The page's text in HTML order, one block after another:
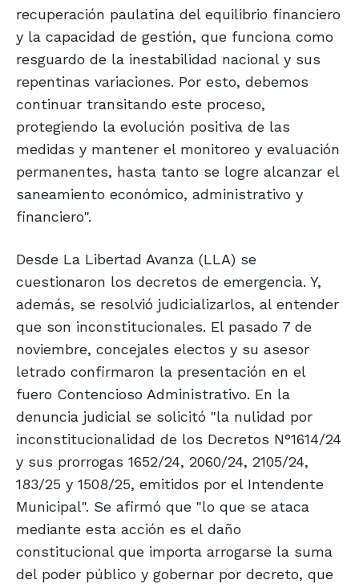
recuperación paulatina del equilibrio financiero
y la capacidad de gestión, que funciona como
resguardo de la inestabilidad nacional y sus
repentinas variaciones. Por esto, debemos
continuar transitando este proceso,
protegiendo la evolución positiva de las
medidas y mantener el monitoreo y evaluación
permanentes, hasta tanto se logre alcanzar el
saneamiento económico, administrativo y
financiero".
Desde La Libertad Avanza (LLA) se
cuestionaron los decretos de emergencia. Y,
además, se resolvió judicializarlos, al entender
que son inconstitucionales. El pasado 7 de
noviembre, concejales electos y su asesor
letrado confirmaron la presentación en el
fuero Contencioso Administrativo. En la
denuncia judicial se solicitó "la nulidad por
inconstitucionalidad de los Decretos N°1614/24
y sus prorrogas 1652/24, 2060/24, 2105/24,
183/25 y 1508/25, emitidos por el Intendente
Municipal". Se afirmó que "lo que se ataca
mediante esta acción es el daño
constitucional que importa arrogarse la suma
del poder público y gobernar por decreto, que